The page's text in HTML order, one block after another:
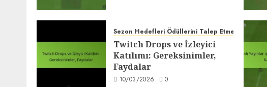
Sezon Hedefleri Ödüllerini Talep Etme
Twitch Drops ve İzleyici
Katılımı: Gereksinimler,
Faydalar
10/03/2026 0